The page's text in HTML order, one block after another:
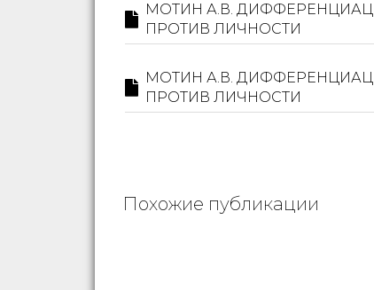
МОТИН А.В.
ПРОТИВ ЛИЧНОСТИ
МОТИН А.В.
ПРОТИВ ЛИЧНОСТИ
Похожие публикации